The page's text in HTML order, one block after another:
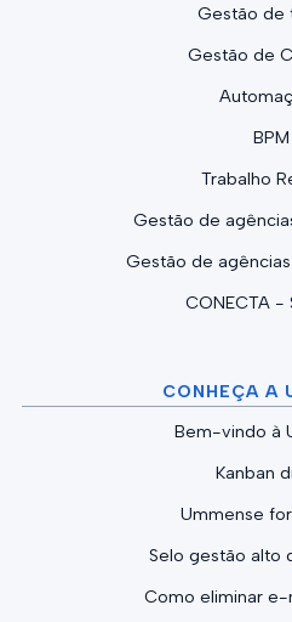
Gestão de
Gestão de
BPM
Trabalho
Gestão de
Gestão de
CONECTA -
CONHEÇA A
Bem-vindo à
Kanban
Ummense
Selo gestão alto
Como eliminar e-